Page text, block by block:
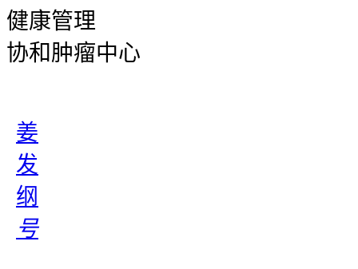
健康管理
协和肿瘤中心
姜
发
纲
号